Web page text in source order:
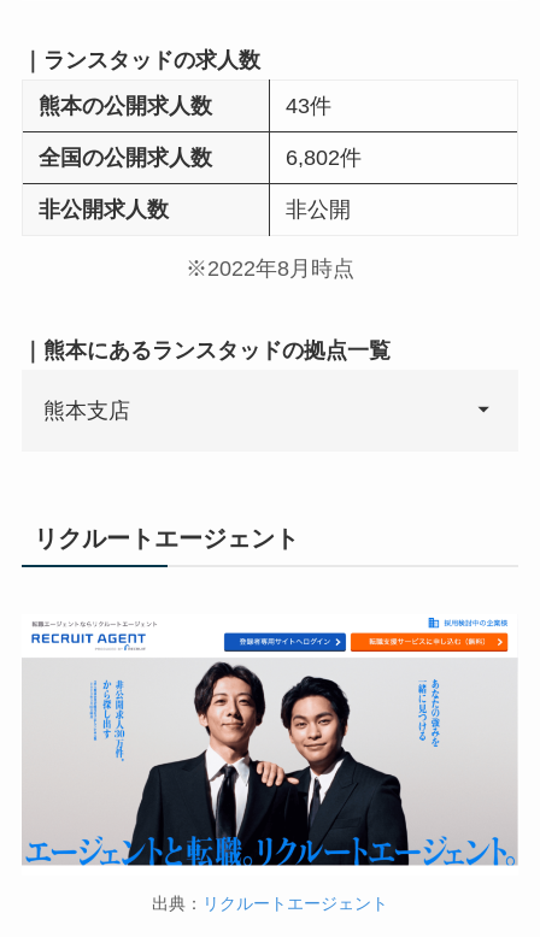
｜ランスタッドの求人数
熊本の公開求人数
43件
全国の公開求人数 6,802件
非公開求人数 非公開
※2022年8月時点
｜熊本にあるランスタッドの拠点一覧
熊本支店
リクルートエージェント
出典： リクルートエージェント